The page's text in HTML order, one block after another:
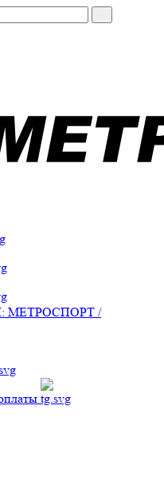
МЕТРОСПОРТ /